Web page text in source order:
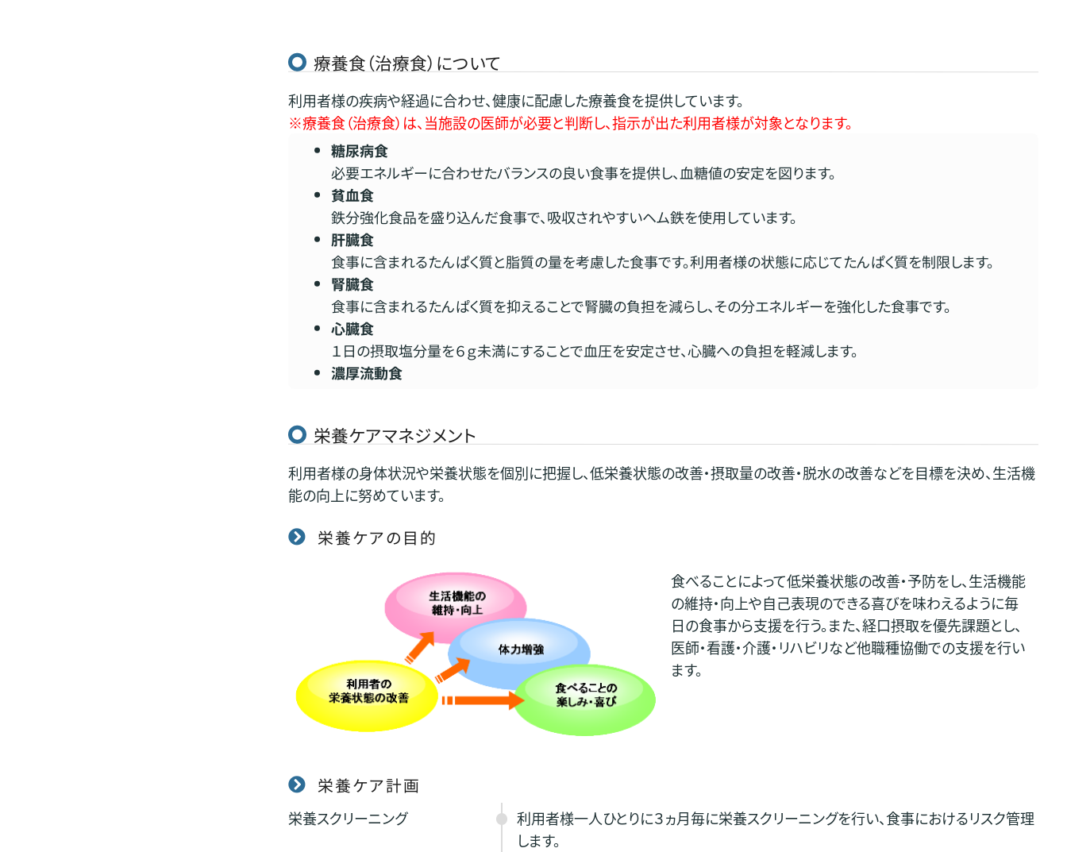
療養食（治療食）について
利用者様の疾病や経過に合わせ、健康に配慮した療養食を提供しています。
※療養食（治療食）は、当施設の医師が必要と判断し、指示が出た利用者様が対象となります。
糖尿病食
必要エネルギーに合わせたバランスの良い食事を提供し、血糖値の安定を図ります。
貧血食
鉄分強化食品を盛り込んだ食事で、吸収されやすいヘム鉄を使用しています。
肝臓食
食事に含まれるたんぱく質と脂質の量を考慮した食事です。利用者様の状態に応じてたんぱく質を制限します。
腎臓食
食事に含まれるたんぱく質を抑えることで腎臓の負担を減らし、その分エネルギーを強化した食事です。
心臓食
１日の摂取塩分量を６ｇ未満にすることで血圧を安定させ、心臓への負担を軽減します。
濃厚流動食
栄養ケアマネジメント
利用者様の身体状況や栄養状態を個別に把握し、低栄養状態の改善・摂取量の改善・脱水の改善などを目標を決め、生活機
能の向上に努めています。
栄養ケアの目的
食べることによって低栄養状態の改善・予防をし、生活機能
の維持・向上や自己表現のできる喜びを味わえるように毎
日の食事から支援を行う。また、経口摂取を優先課題とし、
医師・看護・介護・リハビリなど他職種協働での支援を行い
ます。
栄養ケア計画
栄養スクリーニング
利用者様一人ひとりに３ヵ月毎に栄養スクリーニングを行い、食事におけるリスク管理
します。